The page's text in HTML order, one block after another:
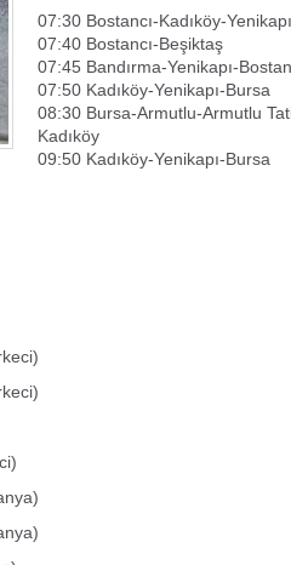
07:30 Bostancı-Kadıköy-
07:40 Bostancı-Beşiktaş
07:45 Bandırma-Yenikapı-
07:50 Kadıköy-Yenikapı-Bursa
08:30 Bursa-Armutlu-Armutlu
Kadıköy
09:50 Kadıköy-Yenikapı-Bursa